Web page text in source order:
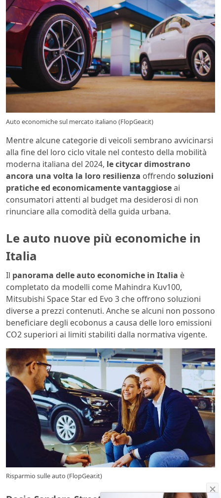
Auto economiche sul mercato italiano (FlopGear.it)
Mentre alcune categorie di veicoli sembrano avvicinarsi
alla fine del loro ciclo vitale nel contesto della mobilità
moderna italiana del 2024, le citycar dimostrano
ancora una volta la loro resilienza offrendo soluzioni
pratiche ed economicamente vantaggioseai
consumatori attenti al budget ma desiderosi di non
rinunciare alla comodità della guida urbana.
Le auto nuove più economiche in
Italia
Il panorama delle auto economiche in Italia è
completato da modelli come Mahindra Kuv100,
Mitsubishi Space Star ed Evo 3 che offrono soluzioni
diverse a prezzi contenuti. Anche se alcuni non possono
beneficiare degli ecobonus a causa delle loro emissioni
CO2 superiori ai limiti stabiliti dalla normativa vigente.
Risparmio sulle auto (FlopGear.it)